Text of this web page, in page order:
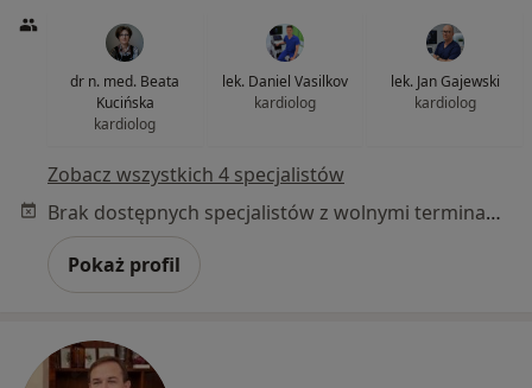
dr n. med. Beata
Kucińska
kardiolog
lek. Daniel Vasilkov
kardiolog
lek. Jan Gajewski
kardiolog
Zobacz wszystkich 4 specjalistów
Brak dostępnych specjalistów z wolnymi terminami w tym centrum medycznym.
Pokaż profil